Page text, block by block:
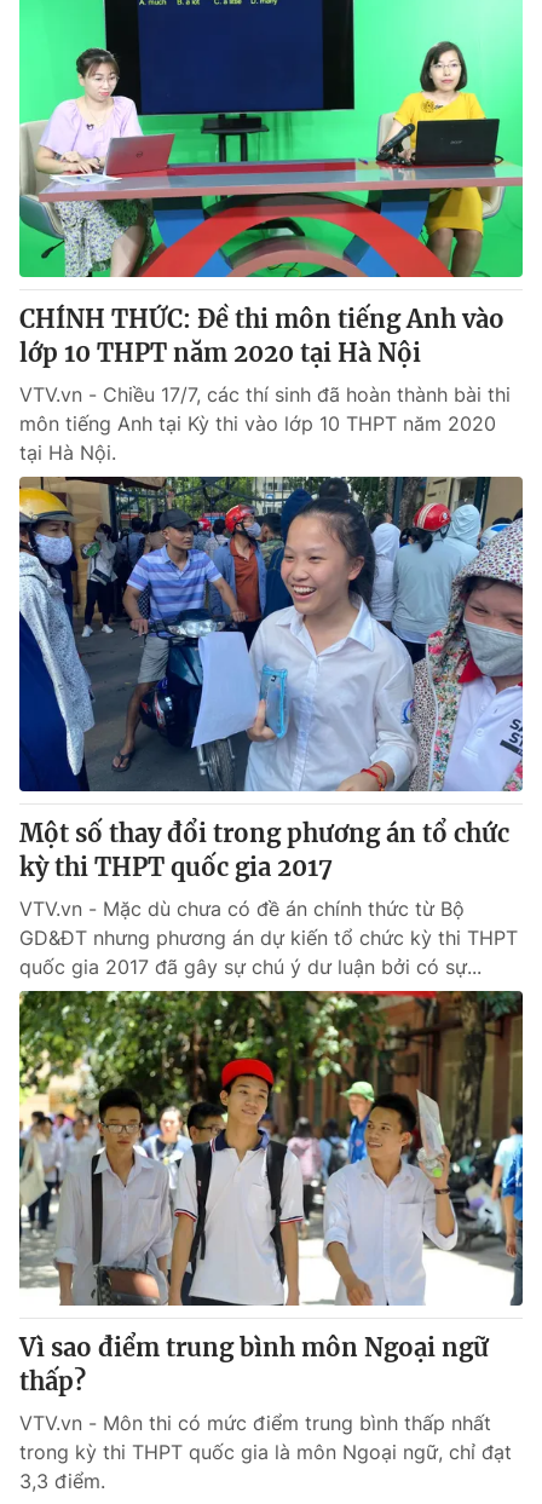
CHÍNH THỨC: Đề thi môn tiếng Anh vào
lớp 10 THPT năm 2020 tại Hà Nội
VTV.vn - Chiều 17/7, các thí sinh đã hoàn thành bài thi
môn tiếng Anh tại Kỳ thi vào lớp 10 THPT năm 2020
tại Hà Nội.
Một số thay đổi trong phương án tổ chức
kỳ thi THPT quốc gia 2017
VTV.vn - Mặc dù chưa có đề án chính thức từ Bộ
GD&ĐT nhưng phương án dự kiến tổ chức kỳ thi THPT
quốc gia 2017 đã gây sự chú ý dư luận bởi có sự...
Vì sao điểm trung bình môn Ngoại ngữ
thấp?
VTV.vn - Môn thi có mức điểm trung bình thấp nhất
trong kỳ thi THPT quốc gia là môn Ngoại ngữ, chỉ đạt
3,3 điểm.